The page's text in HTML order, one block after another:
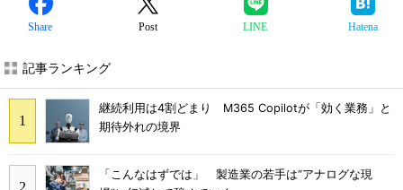
Share Post LINE Hatena
記事ランキング
継続利用は4割どまり M365 Copilotが「効く業務」と
期待外れの境界
「こんなはずでは」 製造業の若手は“アナログな現